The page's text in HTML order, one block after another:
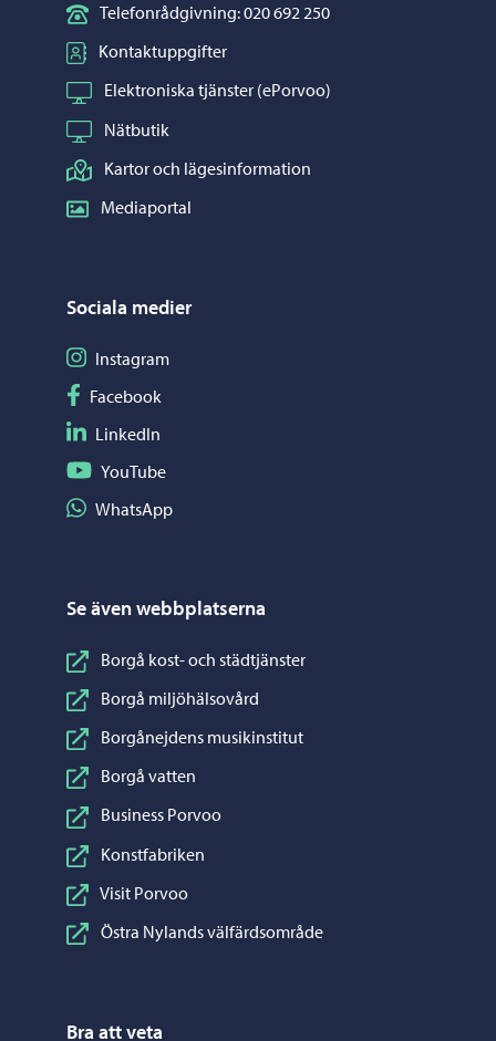
Telefonrådgivning: 020 692 250
Kontaktuppgifter
Elektroniska tjänster (ePorvoo)
Nätbutik
Kartor och lägesinformation
Mediaportal
Sociala medier
Följ på Instagram
Instagram
Följ på Facebook
Facebook
Följ på LinkedIn
LinkedIn
Följ på YouTube
YouTube
Dela på WhatsApp
WhatsApp
Se även webbplatserna
Borgå kost- och städtjänster
Borgå miljöhälsovård
Borgånejdens musikinstitut
Borgå vatten
Business Porvoo
Konstfabriken
Visit Porvoo
Östra Nylands välfärdsområde
Bra att veta